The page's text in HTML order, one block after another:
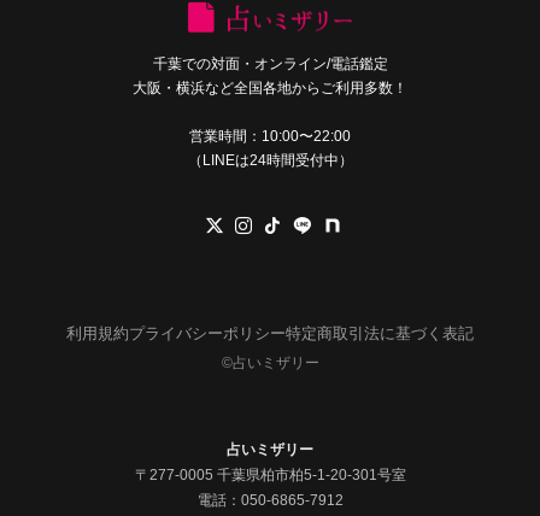
千葉での対面・オンライン/電話鑑定
大阪・横浜など全国各地からご利用多数！
営業時間：10:00〜22:00
（LINEは24時間受付中）
利用規約プライバシーポリシー特定商取引法に基づく表記
©︎占いミザリー
占いミザリー
〒277-0005 千葉県柏市柏5-1-20-301号室
電話： 050-6865-7912